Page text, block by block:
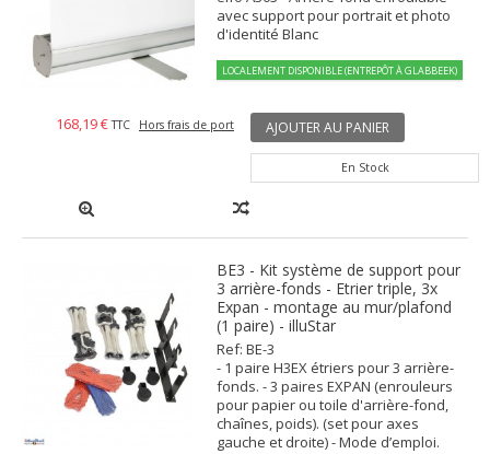
avec support pour portrait et photo
d'identité Blanc
LOCALEMENT DISPONIBLE (ENTREPÔT À GLABBEEK)
168,19 € TTC Hors frais de port AJOUTER AU PANIER
En Stock
BE3 - Kit système de support pour
3 arrière-fonds - Etrier triple, 3x
Expan - montage au mur/plafond
(1 paire) - illuStar
Ref: BE-3
- 1 paire H3EX étriers pour 3 arrière-
fonds. - 3 paires EXPAN (enrouleurs
pour papier ou toile d'arrière-fond,
chaînes, poids). (set pour axes
gauche et droite) - Mode d’emploi.